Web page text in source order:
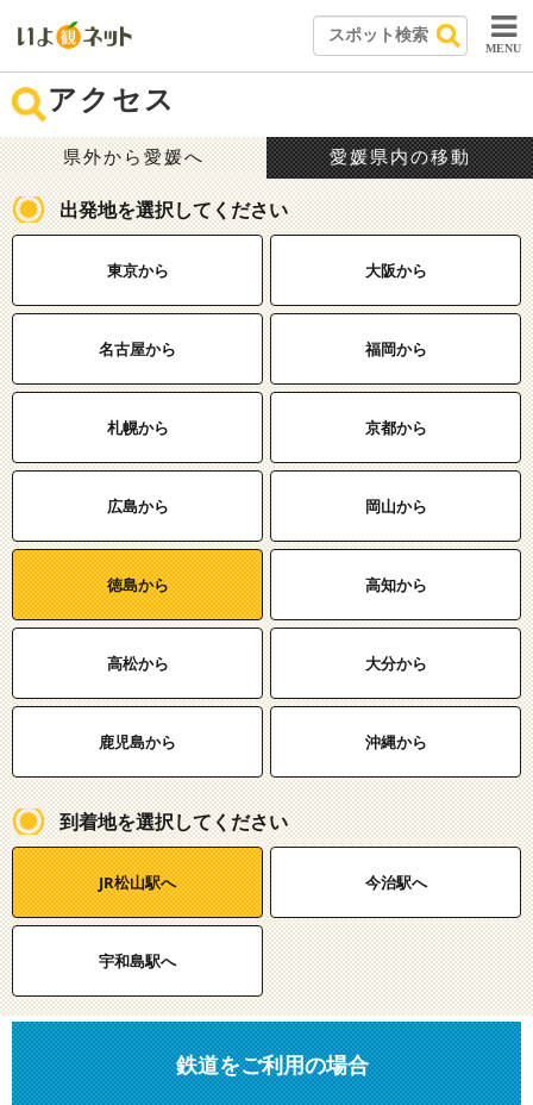
MENU
アクセス
県外から愛媛へ 愛媛県内の移動
出発地を選択してください
東京から 大阪から
名古屋から 福岡から
札幌から 京都から
広島から 岡山から
徳島から 高知から
高松から 大分から
鹿児島から 沖縄から
到着地を選択してください
JR松山駅へ 今治駅へ
宇和島駅へ
鉄道をご利用の場合